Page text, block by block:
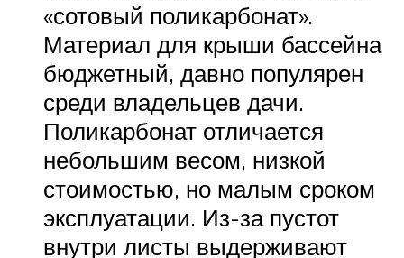
«сотовый поликарбонат».
Материал для крыши бассейна
бюджетный, давно популярен
среди владельцев дачи.
Поликарбонат отличается
небольшим весом, низкой
стоимостью, но малым сроком
эксплуатации. Из-за пустот
внутри листы выдерживают